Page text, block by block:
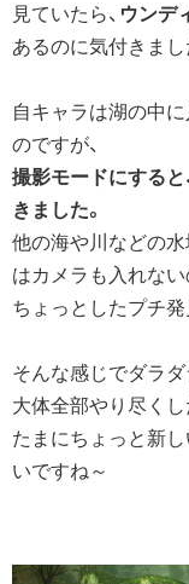
見ていたら、 ウンデ
あるのに気付きまし
自キャラは湖の中
のですが、
撮影モードにする
きました。
他の海や川などの
はカメラも入れない
ちょっとしたプチ
そんな感じでダラ
大体全部やり尽くし
たまにちょっと新
いですね～